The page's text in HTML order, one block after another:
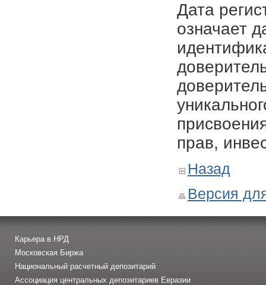
Дата
означает
прав,
Назад
Версия
Карьера в НРД
Московская Биржа
Национальный расчетный депозитарий
Ассоциация центральных депозитариев Евразии